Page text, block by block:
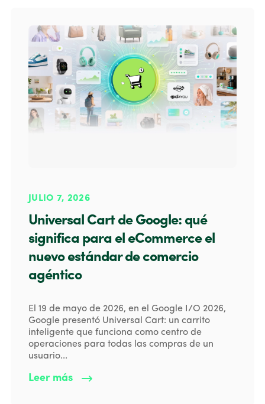
JULIO 7, 2026
Universal Cart de Google: qué
significa para el eCommerce el
nuevo estándar de comercio
agéntico
El 19 de mayo de 2026, en el Google I/O 2026,
Google presentó Universal Cart: un carrito
inteligente que funciona como centro de
operaciones para todas las compras de un
usuario...
Leer más